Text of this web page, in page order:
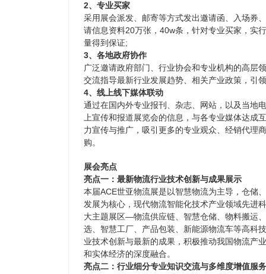
2、专业买家
采用展会派发、邮寄等方式发出邀请函、入场券
请信息资料20万张，40w条，针对专业买家，实
量得到保证;
3、各地政府协作
广泛邀请政府部门、行业协会和专业机构的高层
交流指导最新行业发展趋势、相关产业政策，引
4、线上线下媒体联动
通过在国内外专业报刊、杂志、网站，以及当地
上宣传和报道展览会的信息，与各专业媒体达成
力宣传与推广，吸引更多的专业观众、经销代理
购。
展会亮点
亮点一：最新物流行业技术创新与成果展示
本届ACE世亚物流展是以智慧物流为主导，仓储
发展为核心，现代物流智能化技术产业领域先进
大主题展区—物流供应链、智慧仓储、物料搬运
选、智慧工厂、产品包装、新能源物流车等高科
业技术创新与最新的成果，积极推动我国物流产
和实体经济的深度融合。
亮点二：行业细分专业知识交流与多维度增值服